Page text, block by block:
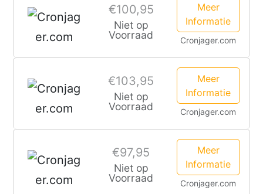
€100,95
Niet op
Voorraad
Meer
Informatie
Cronjager.com
€103,95
Niet op
Voorraad
Meer
Informatie
Cronjager.com
€97,95
Niet op
Voorraad
Meer
Informatie
Cronjager.com